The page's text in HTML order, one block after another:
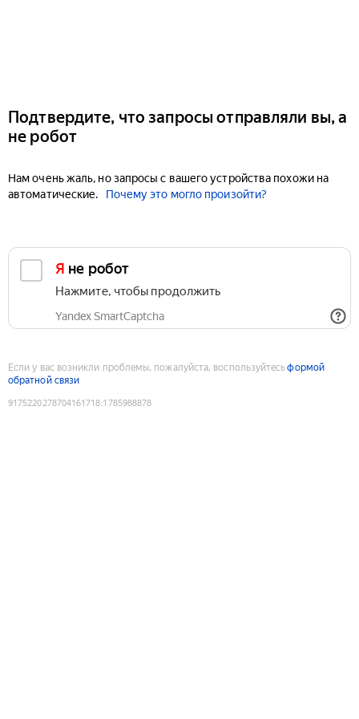
Подтвердите, что запросы отправляли вы, а
не робот
Нам очень жаль, но запросы с вашего устройства похожи на
автоматические.
Почему это могло произойти?
Я не робот
Нажмите, чтобы продолжить
Yandex SmartCaptcha
Если у вас возникли проблемы, пожалуйста, воспользуйтесьформой
обратной связи
9175220278704161718:1785988878